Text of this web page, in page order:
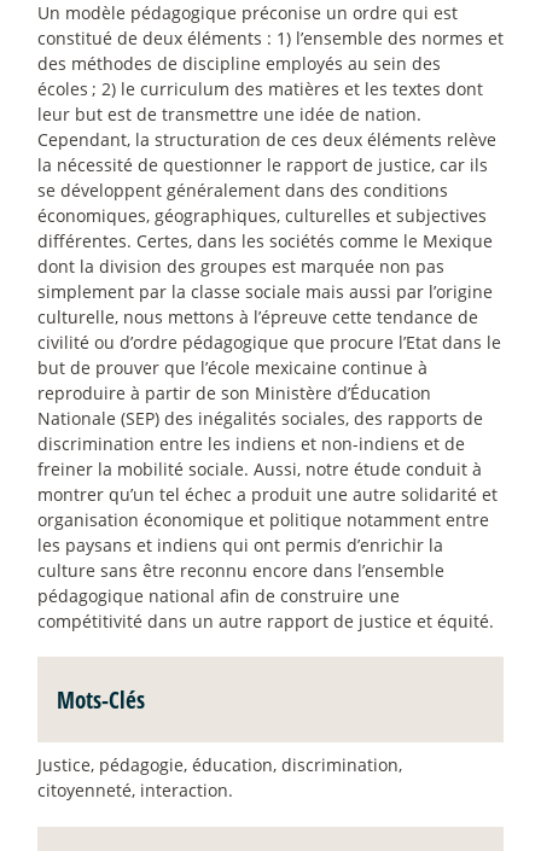
Un modèle pédagogique préconise un ordre qui est
constitué de deux éléments : 1) l’ensemble des normes et
des méthodes de discipline employés au sein des
écoles ; 2) le curriculum des matières et les textes dont
leur but est de transmettre une idée de nation.
Cependant, la structuration de ces deux éléments relève
la nécessité de questionner le rapport de justice, car ils
se développent généralement dans des conditions
économiques, géographiques, culturelles et subjectives
différentes. Certes, dans les sociétés comme le Mexique
dont la division des groupes est marquée non pas
simplement par la classe sociale mais aussi par l’origine
culturelle, nous mettons à l’épreuve cette tendance de
civilité ou d’ordre pédagogique que procure l’Etat dans le
but de prouver que l’école mexicaine continue à
reproduire à partir de son Ministère d’Éducation
Nationale (SEP) des inégalités sociales, des rapports de
discrimination entre les indiens et non-indiens et de
freiner la mobilité sociale. Aussi, notre étude conduit à
montrer qu’un tel échec a produit une autre solidarité et
organisation économique et politique notamment entre
les paysans et indiens qui ont permis d’enrichir la
culture sans être reconnu encore dans l’ensemble
pédagogique national afin de construire une
compétitivité dans un autre rapport de justice et équité.
Mots-Clés
Justice, pédagogie, éducation, discrimination,
citoyenneté, interaction.